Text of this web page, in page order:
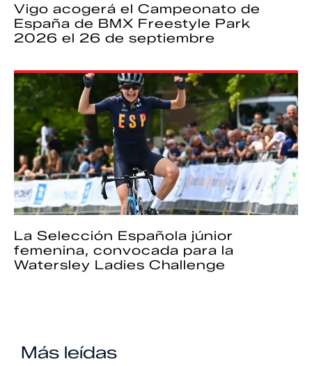
Vigo acogerá el Campeonato de
España de BMX Freestyle Park
2026 el 26 de septiembre
La Selección Española júnior
femenina, convocada para la
Watersley Ladies Challenge
Más leídas